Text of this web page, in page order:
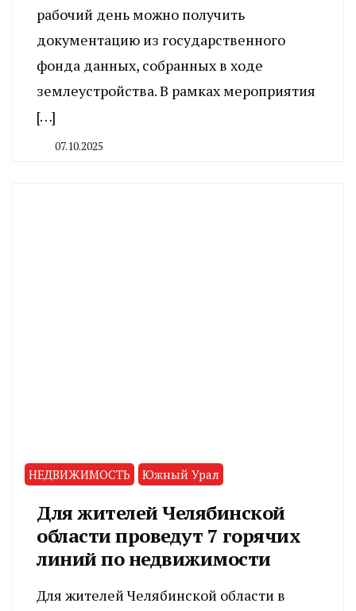
рабочий день можно получить
документацию из государственного
фонда данных, собранных в ходе
землеустройства. В рамках мероприятия
[…]
07.10.2025
НЕДВИЖИМОСТЬ Южный Урал
Для жителей Челябинской
области проведут 7 горячих
линий по недвижимости
Для жителей Челябинской области в